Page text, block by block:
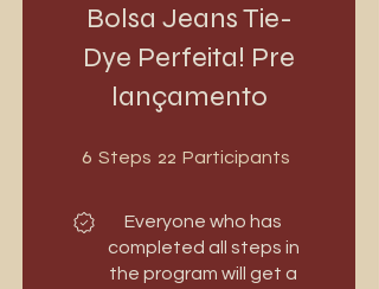
Bolsa Jeans Tie-
Dye Perfeita! Pre
lançamento
6 Steps 6 Steps
22 Participants
Everyone who has
completed all steps in
the program will get a